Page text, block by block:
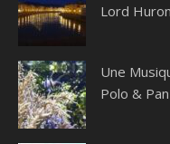
Lord Huron
Une
Polo & Pan